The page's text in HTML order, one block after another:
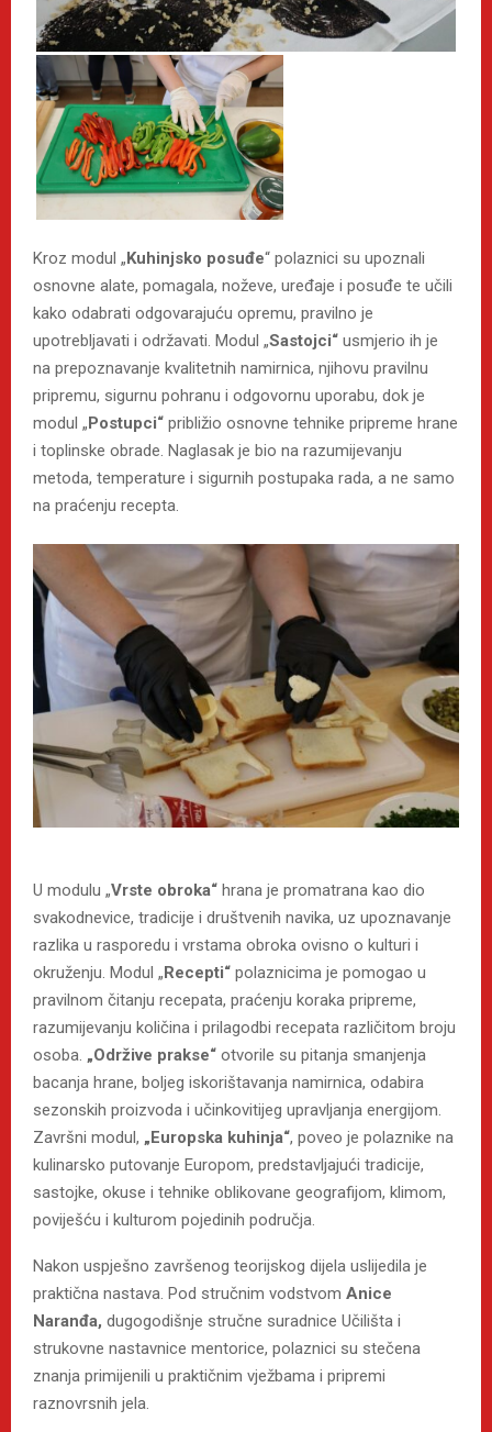
Kroz modul „Kuhinjsko posuđe“ polaznici su upoznali
osnovne alate, pomagala, noževe, uređaje i posuđe te učili
kako odabrati odgovarajuću opremu, pravilno je
upotrebljavati i održavati. Modul „Sastojci“ usmjerio ih je
na prepoznavanje kvalitetnih namirnica, njihovu pravilnu
pripremu, sigurnu pohranu i odgovornu uporabu, dok je
modul „Postupci“ približio osnovne tehnike pripreme hrane
i toplinske obrade. Naglasak je bio na razumijevanju
metoda, temperature i sigurnih postupaka rada, a ne samo
na praćenju recepta.
U modulu „Vrste obroka“ hrana je promatrana kao dio
svakodnevice, tradicije i društvenih navika, uz upoznavanje
razlika u rasporedu i vrstama obroka ovisno o kulturi i
okruženju. Modul „ Recepti“ polaznicima je pomogao u
pravilnom čitanju recepata, praćenju koraka pripreme,
razumijevanju količina i prilagodbi recepata različitom broju
osoba. „Održive prakse“ otvorile su pitanja smanjenja
bacanja hrane, boljeg iskorištavanja namirnica, odabira
sezonskih proizvoda i učinkovitijeg upravljanja energijom.
Završni modul, „Europska kuhinja“, poveo je polaznike na
kulinarsko putovanje Europom, predstavljajući tradicije,
sastojke, okuse i tehnike oblikovane geografijom, klimom,
poviješću i kulturom pojedinih područja.
Nakon uspješno završenog teorijskog dijela uslijedila je
praktična nastava. Pod stručnim vodstvom Anice
Naranđa, dugogodišnje stručne suradnice Učilišta i
strukovne nastavnice mentorice, polaznici su stečena
znanja primijenili u praktičnim vježbama i pripremi
raznovrsnih jela.